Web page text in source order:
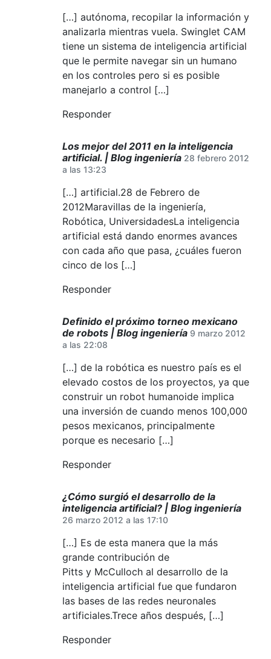
[…] autónoma, recopilar la información y
analizarla mientras vuela. Swinglet CAM
tiene un sistema de inteligencia artificial
que le permite navegar sin un humano
en los controles pero si es posible
manejarlo a control […]
Responder
Los mejor del 2011 en la inteligencia
artificial. | Blog ingeniería 28 febrero 2012
a las 13:23
[…] artificial.28 de Febrero de
2012Maravillas de la ingeniería,
Robótica, UniversidadesLa inteligencia
artificial está dando enormes avances
con cada año que pasa, ¿cuáles fueron
cinco de los […]
Responder
Definido el próximo torneo mexicano
de robots | Blog ingeniería 9 marzo 2012
a las 22:08
[…] de la robótica es nuestro país es el
elevado costos de los proyectos, ya que
construir un robot humanoide implica
una inversión de cuando menos 100,000
pesos mexicanos, principalmente
porque es necesario […]
Responder
¿Cómo surgió el desarrollo de la
inteligencia artificial? | Blog ingeniería
26 marzo 2012 a las 17:10
[…] Es de esta manera que la más
grande contribución de
Pitts y McCulloch al desarrollo de la
inteligencia artificial fue que fundaron
las bases de las redes neuronales
artificiales.Trece años después, […]
Responder